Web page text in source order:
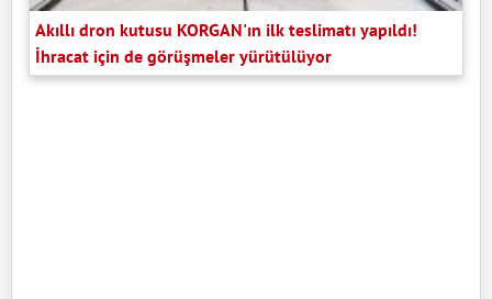
Akıllı dron kutusu KORGAN'ın ilk teslimatı yapıldı!
İhracat için de görüşmeler yürütülüyor